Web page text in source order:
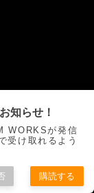
る
お買い物
Reserved.
知らせ！
WORKSが発信
受け取れるよう
購読する